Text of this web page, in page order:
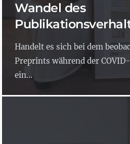
Wandel des
Handelt es sich bei dem
Preprints während der
ein...